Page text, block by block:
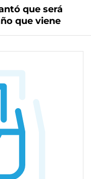
que será
que viene